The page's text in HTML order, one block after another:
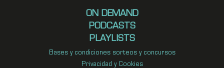
ON DEMAND
PODCASTS
PLAYLISTS
Bases y condiciones sorteos y concursos
Privacidad y Cookies